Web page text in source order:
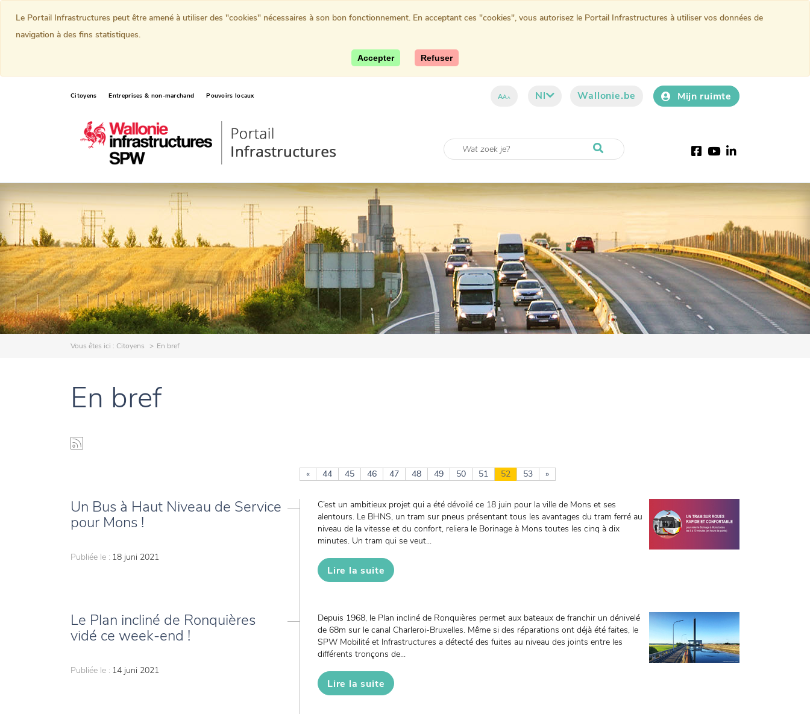
Citoyens Entreprises & non-marchand Pouvoirs locaux AAA Nl Wallonie.be Mijn ruimte
Facebook
YouTube
LinkedIn
Vous êtes ici : Citoyens En bref
En bref
« 44 45 46 47 48 49 50 51 52 53 »
Un Bus à Haut Niveau de Service
pour Mons !
Publiée le : 18 juni 2021
C’est un ambitieux projet qui a été dévoilé ce 18 juin pour la ville de Mons et ses
alentours. Le BHNS, un tram sur pneus présentant tous les avantages du tram ferré au
niveau de la vitesse et du confort, reliera le Borinage à Mons toutes les cinq à dix
minutes. Un tram qui se veut...
Lire la suite
Le Plan incliné de Ronquières
vidé ce week-end !
Publiée le : 14 juni 2021
Depuis 1968, le Plan incliné de Ronquières permet aux bateaux de franchir un dénivelé
de 68m sur le canal Charleroi-Bruxelles. Même si des réparations ont déjà été faites, le
SPW Mobilité et Infrastructures a détecté des fuites au niveau des joints entre les
différents tronçons de...
Lire la suite
Le Portail Infrastructures peut être amené à utiliser des "cookies" nécessaires à son bon fonctionnement. En acceptant ces "cookies", vous autorisez le Portail Infrastructures à utiliser vos données de
navigation à des fins statistiques.
Accepter Refuser